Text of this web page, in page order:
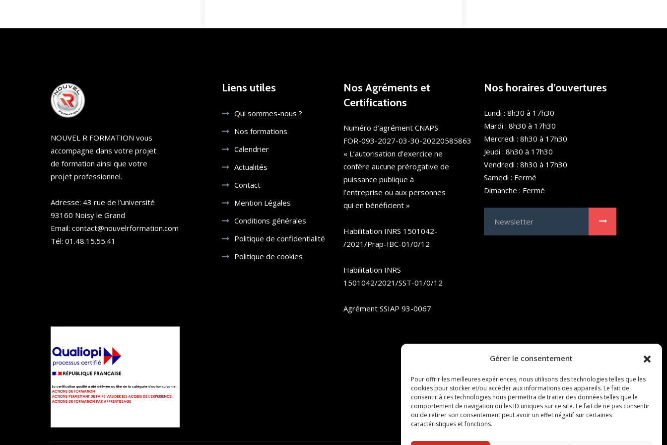
Gérer le consentement
Pour offrir les meilleures expériences, nous utilisons des technologies telles que les
cookies pour stocker et/ou accéder aux informations des appareils. Le fait de
consentir à ces technologies nous permettra de traiter des données telles que le
comportement de navigation ou les ID uniques sur ce site. Le fait de ne pas consentir
ou de retirer son consentement peut avoir un effet négatif sur certaines
caractéristiques et fonctions.
NOUVEL R FORMATION vous
accompagne dans votre projet
de formation ainsi que votre
projet professionnel.
Adresse: 43 rue de l’université
93160 Noisy le Grand
Email: contact@nouvelrformation.com
Tél: 01.48.15.55.41
Liens utiles
Qui sommes-nous ?
Nos formations
Calendrier
Actualités
Contact
Mention Légales
Conditions générales
Politique de confidentialité
Politique de cookies
Nos Agréments et
Certifications
Numéro d’agrément CNAPS
FOR-093-2027-03-30-20220585863
« L’autorisation d’exercice ne
confère aucune prérogative de
puissance publique à
l’entreprise ou aux personnes
qui en bénéficient »
Habilitation INRS 1501042-
/2021/Prap-IBC-01/0/12
Habilitation INRS
1501042/2021/SST-01/0/12
Agrément SSIAP 93-0067
Nos horaires d’ouvertures
Lundi : 8h30 à 17h30
Mardi : 8h30 à 17h30
Mercredi : 8h30 à 17h30
Jeudi : 8h30 à 17h30
Vendredi : 8h30 à 17h30
Samedi : Fermé
Dimanche : Fermé